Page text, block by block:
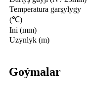
Temperatura garşylygy
(℃)
Ini (mm)
Uzynlyk (m)
Goýmalar